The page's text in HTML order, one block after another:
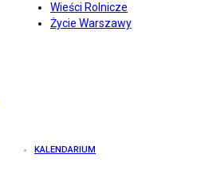
Wieści Rolnicze
Życie Warszawy
KALENDARIUM